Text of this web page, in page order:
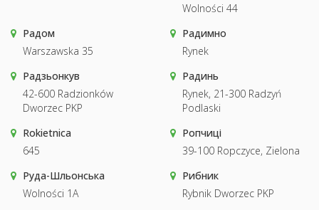
Wolności 44
Радом
Warszawska 35
Радимно
Rynek
Радзьонкув
42-600 Radzionków
Dworzec PKP
Радинь
Rynek, 21-300 Radzyń
Podlaski
Rokietnica
645
Ропчиці
39-100 Ropczyce, Zielona
Руда-Шльонська
Wolności 1A
Рибник
Rybnik Dworzec PKP